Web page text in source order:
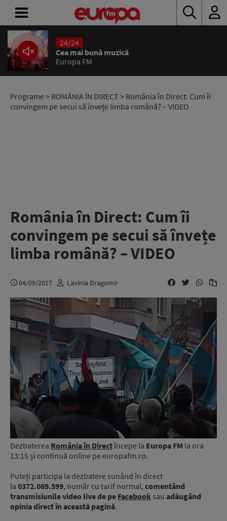
24/24
Cea mai bună muzică
Europa FM
Programe> ROMÂNIA ÎN DIRECT > România în Direct: Cum îi
convingem pe secui să învețe limba română? – VIDEO
România în Direct: Cum îi
convingem pe secui să învețe
limba română? – VIDEO
04/09/2017 Lavinia Dragomir
Dezbaterea România în Directîncepe la Europa FM la ora
13:15 și continuă online pe europafm.ro.
Puteți participa la dezbatere sunând în direct
la 0372.069.599, număr cu tarif normal, comentând
transmisiunile video live de pe Facebook sau adăugând
opinia direct în această pagină.
ACASĂ
ȘTIRI
RADIO